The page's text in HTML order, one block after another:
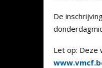
De
Let op: Deze